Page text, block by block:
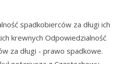
spadkobierców za długi ich
krewnych Odpowiedzialność
za długi - prawo spadkowe.